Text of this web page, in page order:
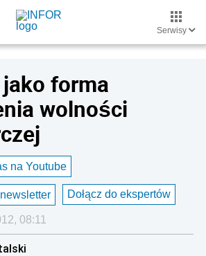
Serwisy
forma
wolności
na Youtube
Dołącz do ekspertów
08:11